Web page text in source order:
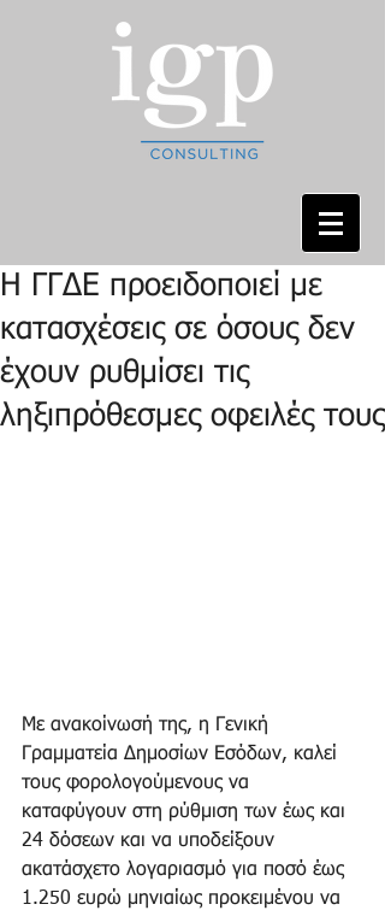
Η ΓΓΔΕ προειδοποιεί με
κατασχέσεις σε όσους δεν
έχουν ρυθμίσει τις
ληξιπρόθεσμες οφειλές τους
Με ανακοίνωσή της, η Γενική
Γραμματεία Δημοσίων Εσόδων, καλεί
τους φορολογούμενους να
καταφύγουν στη ρύθμιση των έως και
24 δόσεων και να υποδείξουν
ακατάσχετο λογαριασμό για ποσό έως
1.250 ευρώ μηνιαίως προκειμένου να